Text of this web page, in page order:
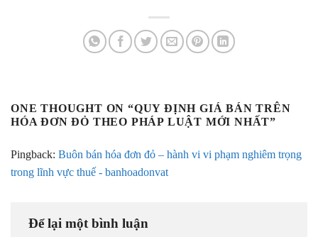
ONE THOUGHT ON “QUY ĐỊNH GIÁ BÁN TRÊN
HÓA ĐƠN ĐỎ THEO PHÁP LUẬT MỚI NHẤT”
Pingback: Buôn bán hóa đơn đỏ – hành vi vi phạm nghiêm trọng
trong lĩnh vực thuế - banhoadonvat
Để lại một bình luận